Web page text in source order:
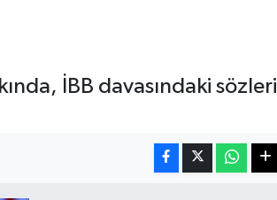
İBB davasındaki sözleri